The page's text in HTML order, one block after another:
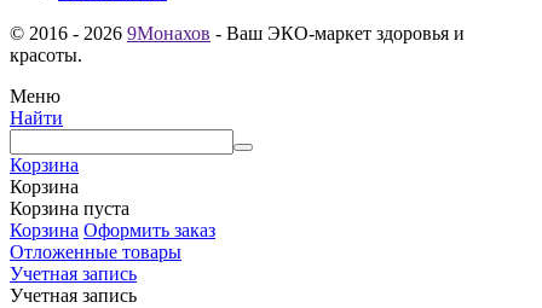
© 2016 - 2026 9Монахов - Ваш ЭКО-маркет здоровья и
красоты.
Меню
Найти
Корзина
Корзина
Корзина пуста
Корзина Оформить заказ
Отложенные товары
Учетная запись
Учетная запись